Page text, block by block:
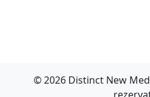
© 2026 Distinct New